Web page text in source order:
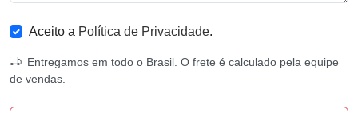
Aceito a Política de Privacidade.
Entregamos em todo o Brasil. O frete é calculado pela equipe
de vendas.